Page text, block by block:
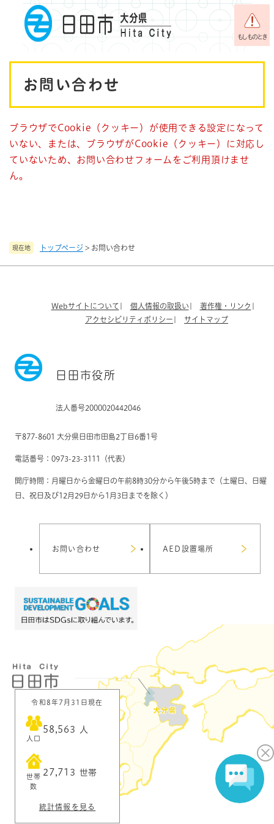
メニューを飛ばして本文へ
もしものとき
現在地 トップページ > お問い合わせ
お問い合わせ
ブラウザでCookie（クッキー）が使用できる設定になって
いない、または、ブラウザがCookie（クッキー）に対応し
ていないため、お問い合わせフォームをご利用頂けませ
ん。
Webサイトについて 個人情報の取扱い
著作権・リンク
アクセシビリティポリシー
サイトマップ
日田市役所
法人番号2000020442046
〒877-8601 大分県日田市田島2丁目6番1号
電話番号：0973-23-3111（代表）
開庁時間：月曜日から金曜日の午前8時30分から午後5時まで（土曜日、日曜
日、祝日及び12月29日から1月3日までを除く）
お問い合わせ AED設置場所
令和8年7月31日現在
人口
58,563 人
世帯
数
27,713 世帯
統計情報を見る